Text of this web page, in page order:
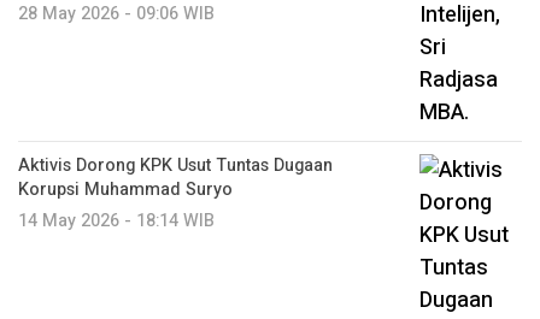
28 May 2026 - 09:06 WIB
Aktivis Dorong KPK Usut Tuntas Dugaan
Korupsi Muhammad Suryo
14 May 2026 - 18:14 WIB